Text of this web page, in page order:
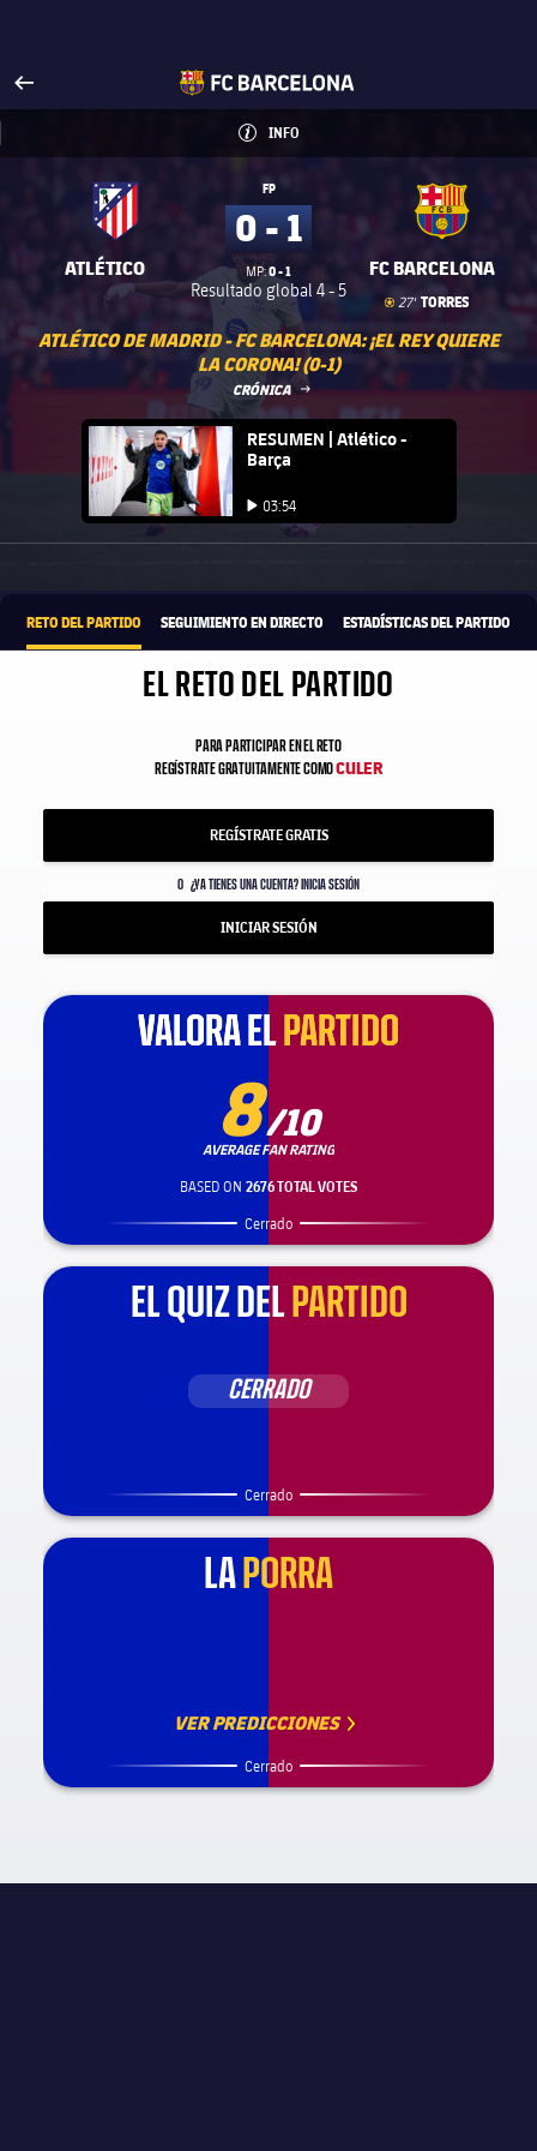
Visita FCBarcelona.es
arrow-right
fcbarcelona-with-name
INFO
INFORMACIÓN
INFO
ATLÉTICO
FP
0 - 1
MP:0 - 1
Resultado global 4 - 5
FC BARCELONA
Golgoal
27' TORRES
ATLÉTICO DE MADRID - FC BARCELONA: ¡EL REY QUIERE
LA CORONA! (0-1)
CRÓNICA LABEL.ARIA.ARROWRIGHT
FC Barcelona club badge
Iniciar vídeo
RESUMEN | Atlético -
Barça
Iniciar vídeo
03:54
RETO DEL PARTIDO SEGUIMIENTO EN DIRECTO ESTADÍSTICAS DEL PARTIDO
EL RETO DEL PARTIDO
PARA PARTICIPAR EN EL RETO
REGÍSTRATE GRATUITAMENTE COMOCULER
REGÍSTRATE GRATIS
O ¿YA TIENES UNA CUENTA? INICIA SESIÓN
INICIAR SESIÓN
VALORA EL PARTIDO
VALORA EL PARTIDO
8/10
AVERAGE FAN RATING
BASED ON 2676 TOTAL VOTES
Cerrado
EL QUIZ DEL PARTIDO
CERRADO
Cerrado
LA PORRA
VER PREDICCIONES
Cerrado